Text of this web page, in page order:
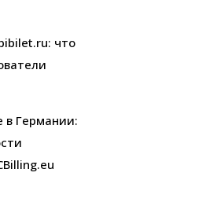
что
в Германии: